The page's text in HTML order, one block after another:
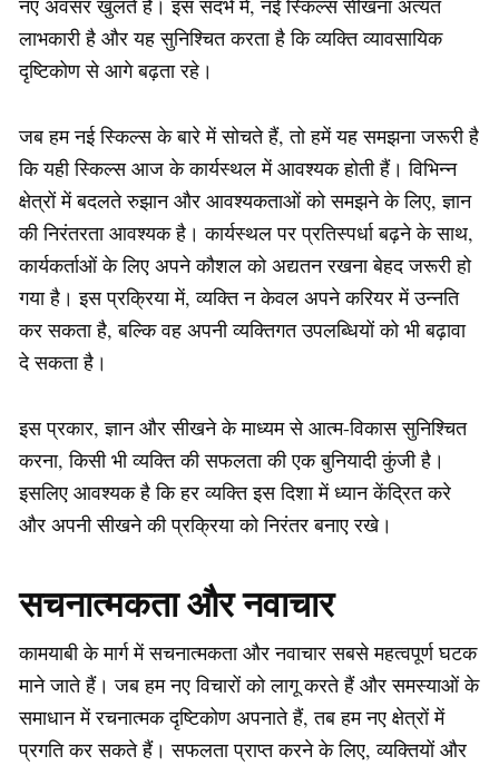
लाभकारी है और यह सुनिश्चित करता है कि व्यक्ति व्यावसायिक
दृष्टिकोण से आगे बढ़ता रहे।
जब हम नई स्किल्स के बारे में सोचते हैं, तो हमें यह समझना जरूरी है
कि यही स्किल्स आज के कार्यस्थल में आवश्यक होती हैं। विभिन्न
क्षेत्रों में बदलते रुझान और आवश्यकताओं को समझने के लिए, ज्ञान
की निरंतरता आवश्यक है। कार्यस्थल पर प्रतिस्पर्धा बढ़ने के साथ,
कार्यकर्ताओं के लिए अपने कौशल को अद्यतन रखना बेहद जरूरी हो
गया है। इस प्रक्रिया में, व्यक्ति न केवल अपने करियर में उन्नति
कर सकता है, बल्कि वह अपनी व्यक्तिगत उपलब्धियों को भी बढ़ावा
दे सकता है।
इस प्रकार, ज्ञान और सीखने के माध्यम से आत्म-विकास सुनिश्चित
करना, किसी भी व्यक्ति की सफलता की एक बुनियादी कुंजी है।
इसलिए आवश्यक है कि हर व्यक्ति इस दिशा में ध्यान केंद्रित करे
और अपनी सीखने की प्रक्रिया को निरंतर बनाए रखे।
सचनात्मकता और नवाचार
कामयाबी के मार्ग में सचनात्मकता और नवाचार सबसे महत्वपूर्ण घटक
माने जाते हैं। जब हम नए विचारों को लागू करते हैं और समस्याओं के
समाधान में रचनात्मक दृष्टिकोण अपनाते हैं, तब हम नए क्षेत्रों में
प्रगति कर सकते हैं। सफलता प्राप्त करने के लिए, व्यक्तियों और